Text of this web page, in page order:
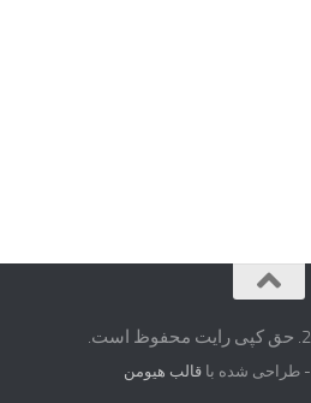
- طراحی شده باقالب هیومن